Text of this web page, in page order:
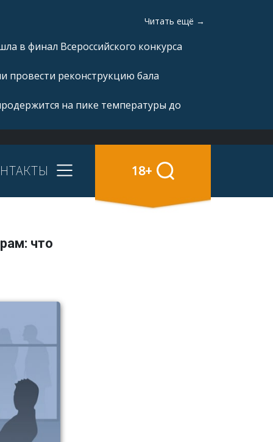
Читать ещё →
в финал Всероссийского конкурса
провести реконструкцию бала
на пике температуры до
18+
что